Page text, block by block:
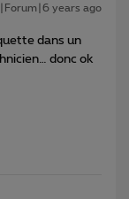
years ago
dans un
donc ok